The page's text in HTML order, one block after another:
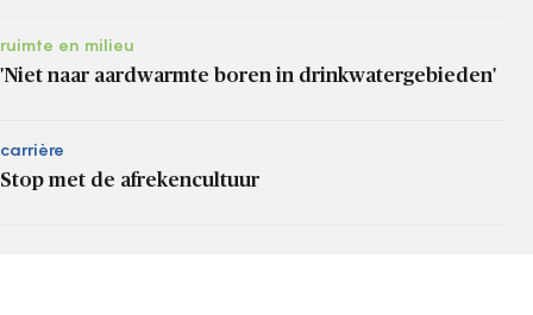
ruimte en milieu
'Niet naar aardwarmte boren in drinkwatergebieden'
carrière
Stop met de afrekencultuur